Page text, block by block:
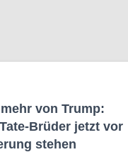
von Trump:
Brüder jetzt vor
stehen